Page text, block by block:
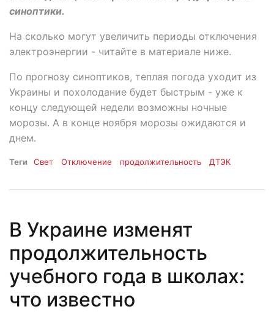
синоптики.
На сколько могут увеличить периоды отключения
электроэнергии - читайте в материале ниже.
По прогнозу синоптиков, теплая погода уходит из
Украины и похолодание будет быстрым - уже к
концу следующей недели возможны ночные
морозы. А в конце ноября морозы ожидаются и
днем.
Теги Свет Отключение продолжительность ДТЭК
В Украине изменят
продолжительность
учебного года в школах:
что известно